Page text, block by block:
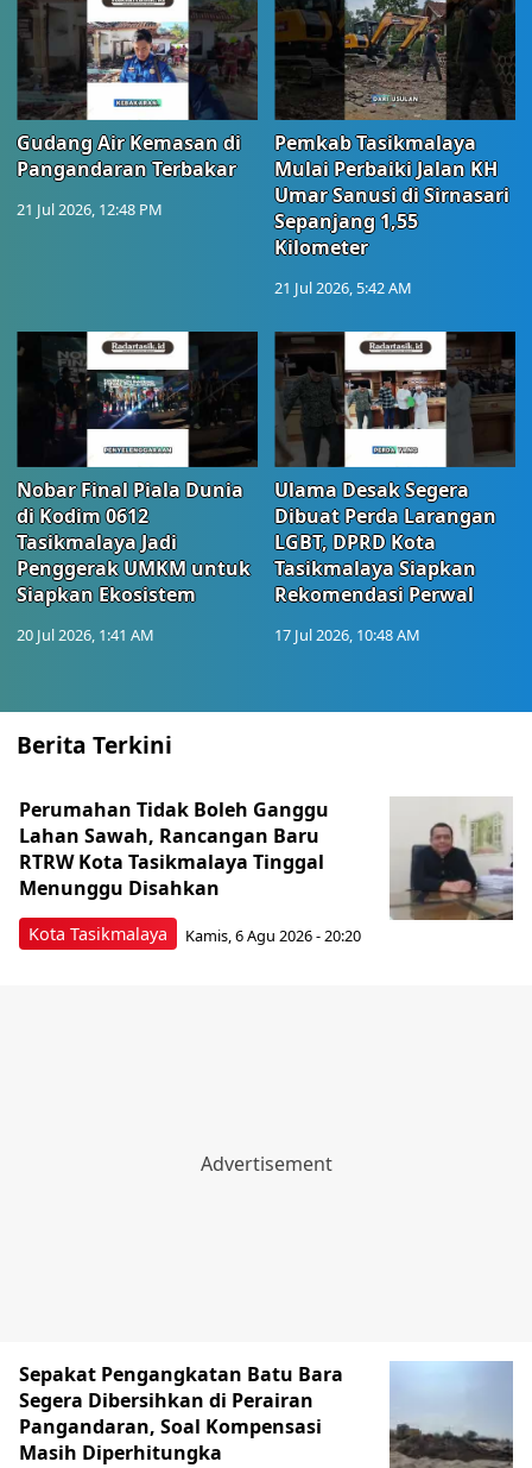
Gudang Air Kemasan di
Pangandaran Terbakar
21 Jul 2026, 12:48 PM
Pemkab Tasikmalaya
Mulai Perbaiki Jalan KH
Umar Sanusi di Sirnasari
Sepanjang 1,55
Kilometer
21 Jul 2026, 5:42 AM
Nobar Final Piala Dunia
di Kodim 0612
Tasikmalaya Jadi
Penggerak UMKM untuk
Siapkan Ekosistem
20 Jul 2026, 1:41 AM
Ulama Desak Segera
Dibuat Perda Larangan
LGBT, DPRD Kota
Tasikmalaya Siapkan
Rekomendasi Perwal
17 Jul 2026, 10:48 AM
Berita Terkini
Kota Tasikmalaya
Perumahan Tidak Boleh Ganggu
Lahan Sawah, Rancangan Baru
RTRW Kota Tasikmalaya Tinggal
Menunggu Disahkan
Kamis, 6 Agu 2026 - 20:20
Sepakat Pengangkatan Batu Bara
Segera Dibersihkan di Perairan
Pangandaran, Soal Kompensasi
Masih Diperhitungka